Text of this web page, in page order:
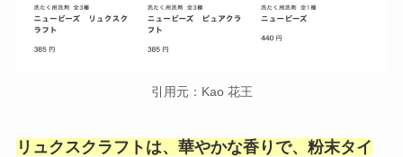
引用元：Kao 花王
リュクスクラフトは、華やかな香りで、粉末タイ